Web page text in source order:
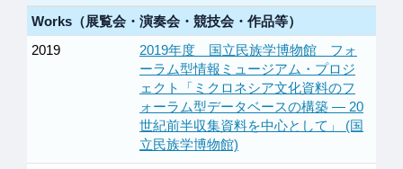
Works（展覧会・演奏会・競技会・作品等）
2019
2019年度 国立民族学博物館 フォ
ーラム型情報ミュージアム・プロジ
ェクト「ミクロネシア文化資料のフ
ォーラム型データベースの構築 ― 20
世紀前半収集資料を中心として」 (国
立民族学博物館)